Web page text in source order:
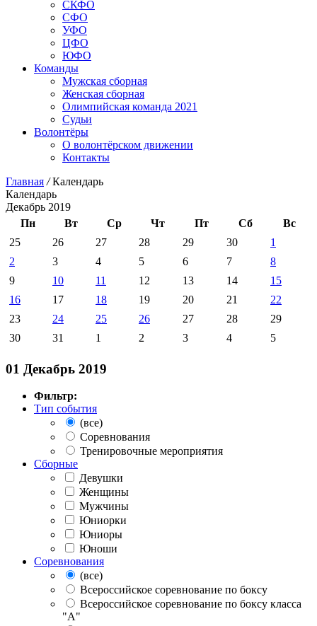
СКФО
СФО
УФО
ЦФО
ЮФО
Команды
Мужская сборная
Женская сборная
Олимпийская команда 2021
Судьи
Волонтёры
О волонтёрском движении
Контакты
Главная /Календарь
Календарь
Декабрь 2019
Пн
Вт Ср Чт Пт Сб
Вс
25
26 27 28 29 30
1
2
3 4 5 6 7
8
9
10 11 12 13 14
15
16
17 18 19 20 21
22
23
24 25 26 27 28
29
30
31 1 2 3 4 5
01 Декабрь 2019
Фильтр:
Тип события
(все)
Соревнования
Тренировочные мероприятия
Сборные
Девушки
Женщины
Мужчины
Юниорки
Юниоры
Юноши
Соревнования
(все)
Всероссийское соревнование по боксу
Всероссийское соревнование по боксу класса
"А"